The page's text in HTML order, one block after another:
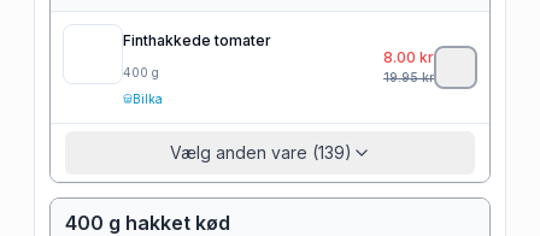
Finthakkede tomater
400 g
Bilka
8.00 kr
19.95kr
Vælg anden vare (139)
400 g hakket kød